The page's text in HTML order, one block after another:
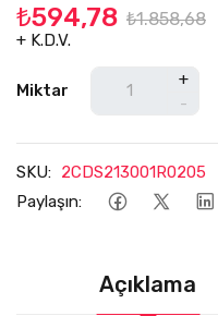
₺594,78 ₺1.858,68
+ K.D.V.
Miktar
+
-
SKU: 2CDS213001R0205
Paylaşın:
Açıklama